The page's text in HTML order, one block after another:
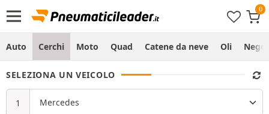
Auto Cerchi Moto Quad Catene da neve Oli
SELEZIONA UN VEICOLO